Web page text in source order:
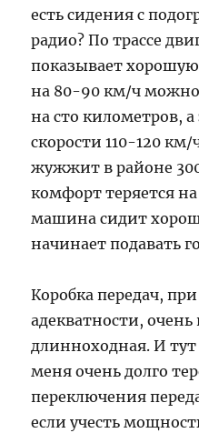
есть сидения с
радио? По трассе
показывает
на 80-90 км/ч можно
на сто километров,
скорости 110-120
жужжит в районе
комфорт теряется
машина сидит
начинает подавать
Коробка передач,
адекватности,
длинноходная. И
меня очень долго
переключения
если учесть